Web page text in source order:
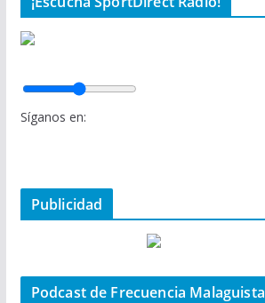
Síganos en:
Publicidad
Podcast de Frecuencia Malaguista